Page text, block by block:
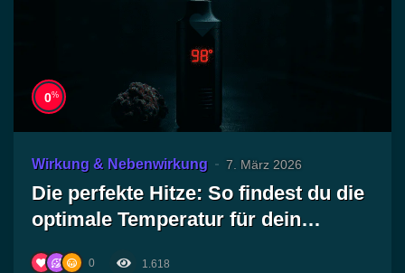
0%
Wirkung & Nebenwirkung 7. März 2026
Die perfekte Hitze: So findest du die
optimale Temperatur für dein
0 1.618